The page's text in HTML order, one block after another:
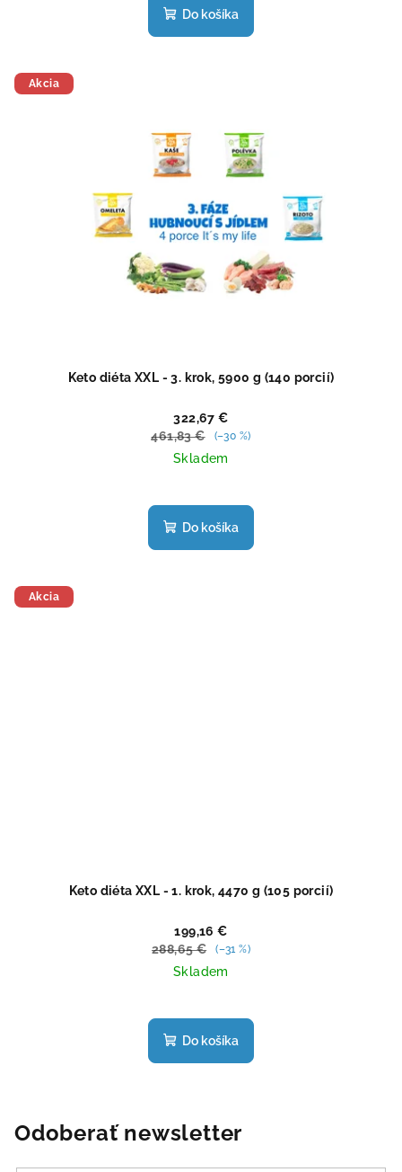
Do košíka
Akcia
Keto diéta XXL - 3. krok, 5900 g (140 porcií)
322,67 €
461,83 €
(–30 %)
Skladem
hodnotenie
produktu
Do košíka
Akcia
Keto diéta XXL - 1. krok, 4470 g (105 porcií)
199,16 €
288,65 €
(–31 %)
Skladem
hodnotenie
produktu
hviezdičiek.
Do košíka
Odoberať newsletter